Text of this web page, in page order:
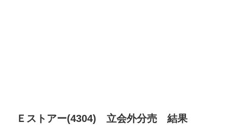
Ｅストアー(4304) 立会外分売 結果